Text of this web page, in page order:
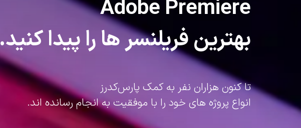
Adobe Premiere
بهترین فریلنسر ها را پیدا کنید.
تا کنون هزاران نفر به کمک پارس‌کدرز
انواع پروژه های خود را با موفقیت به انجام رسانده اند.